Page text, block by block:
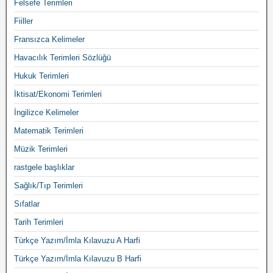
Felsefe Terimleri
Fiiller
Fransızca Kelimeler
Havacılık Terimleri Sözlüğü
Hukuk Terimleri
İktisat/Ekonomi Terimleri
İngilizce Kelimeler
Matematik Terimleri
Müzik Terimleri
rastgele başlıklar
Sağlık/Tıp Terimleri
Sıfatlar
Tarih Terimleri
Türkçe Yazım/İmla Kılavuzu A Harfi
Türkçe Yazım/İmla Kılavuzu B Harfi